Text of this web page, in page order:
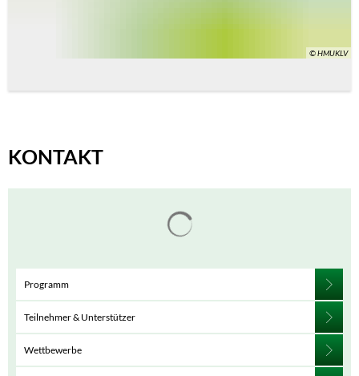
© HMUKLV
KONTAKT
Programm
Teilnehmer & Unterstützer
Wettbewerbe